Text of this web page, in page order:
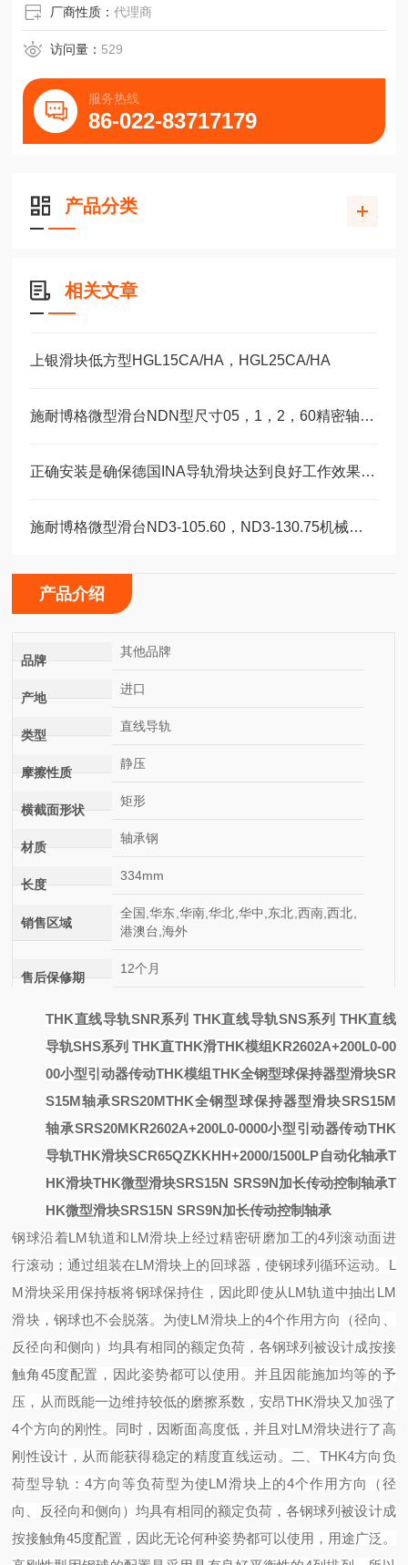
厂商性质：代理商
访问量： 529
服务热线
86-022-83717179
产品分类
相关文章
上银滑块低方型HGL15CA/HA，HGL25CA/HA
施耐博格微型滑台NDN型尺寸05，1，2，60精密轴承选型
正确安装是确保德国INA导轨滑块达到良好工作效果的关键
施耐博格微型滑台ND3-105.60，ND3-130.75机械装配轴承
产品介绍
品牌
其他品牌
产地
进口
类型
直线导轨
摩擦性质
静压
横截面形状
矩形
材质
轴承钢
长度
334mm
销售区域
全国,华东,华南,华北,华中,东北,西南,西北,
港澳台,海外
售后保修期
12个月
THK直线导轨SNR系列 THK直线导轨SNS系列 THK直线
导轨SHS系列 THK直THK滑THK模组KR2602A+200L0-00
00小型引动器传动THK模组 THK全钢型球保持器型滑块SR
S15M轴承SRS20MTHK全钢型球保持器型滑块SRS15M
轴承SRS20MKR2602A+200L0-0000小型引动器传动THK
导轨THK滑块SCR65QZKKHH+2000/1500LP自动化轴承T
HK滑块THK微型滑块SRS15N SRS9N加长传动控制轴承T
HK微型滑块SRS15N SRS9N加长传动控制轴承
钢球沿着LM轨道和LM滑块上经过精密研磨加工的4列滚动面进
行滚动；通过组装在LM滑块上的回球器，使钢球列循环运动。 L
M滑块采用保持板将钢球保持住，因此即使从LM轨道中抽出LM
滑块，钢球也不会脱落。 为使LM滑块上的4个作用方向（径向、
反径向和侧向）均具有相同的额定负荷，各钢球列被设计成按接
触角45度配置，因此姿势都可以使用。并且因能施加均等的予
压，从而既能一边维持较低的磨擦系数，安昂THK滑块又加强了
4个方向的刚性。同时，因断面高度低，并且对LM滑块进行了高
刚性设计，从而能获得稳定的精度直线运动。
二、 THK4方向负
荷型导轨：4方向等负荷型为使LM滑块上的4个作用方向（径
向、反径向和侧向）均具有相同的额定负荷，各钢球列被设计成
按接触角45度配置，因此无论何种姿势都可以使用，用途广泛。